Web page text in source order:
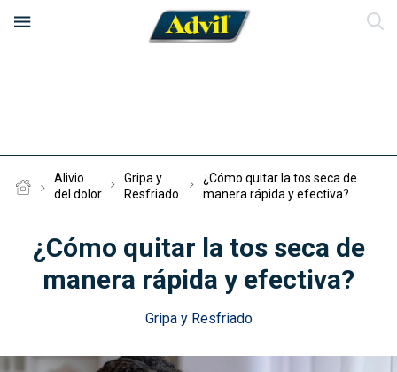
¿Dónde comprar?
Advil Max
Advil Fem
Test del dolor
Gripa y Resfriado
Dolor de Cabeza y Migraña
Dolor Muscular y Corporal
Preguntas frecuentes
Alivio
del dolor
Gripa y
Resfriado
¿Cómo quitar la tos seca de
manera rápida y efectiva?
¿Cómo quitar la tos seca de
manera rápida y efectiva?
Gripa y Resfriado